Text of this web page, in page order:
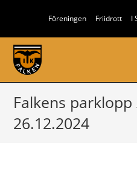
innehållet
Föreningen Friidrott I
Falkens
26.12.2024